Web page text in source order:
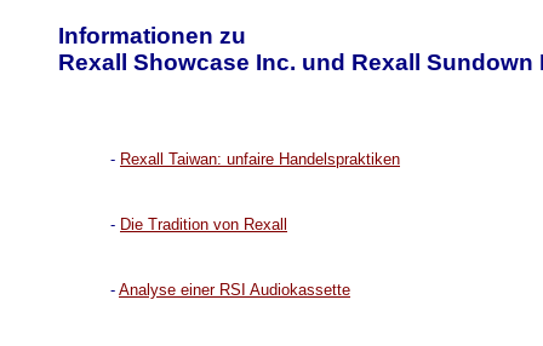
Informationen zu
Rexall Showcase Inc. und Rexall Sundown
- Rexall Taiwan: unfaire Handelspraktiken
- Die Tradition von Rexall
- Analyse einer RSI Audiokassette